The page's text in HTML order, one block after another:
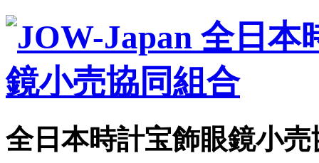
全日本時計宝飾眼鏡小